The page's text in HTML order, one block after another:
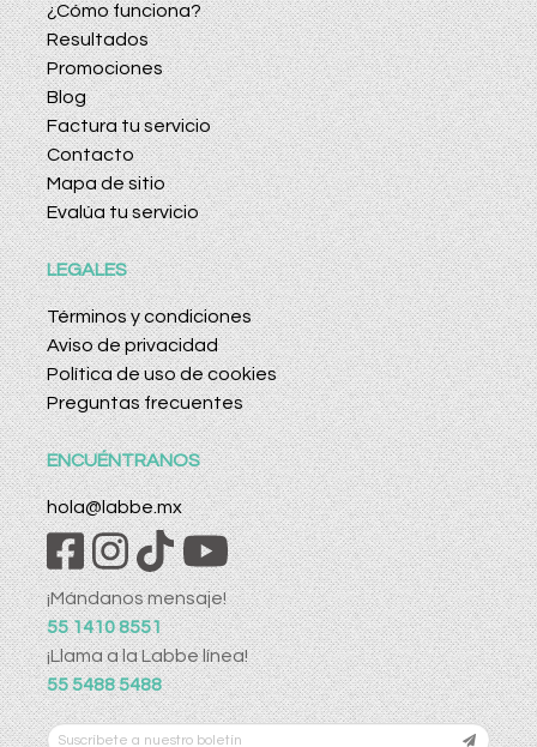
¿Cómo funciona?
Resultados
Promociones
Blog
Factura tu servicio
Contacto
Mapa de sitio
Evalúa tu servicio
LEGALES
Términos y condiciones
Aviso de privacidad
Política de uso de cookies
Preguntas frecuentes
ENCUÉNTRANOS
hola@labbe.mx
¡Mándanos mensaje!
55 1410 8551
¡Llama a la Labbe línea!
55 5488 5488